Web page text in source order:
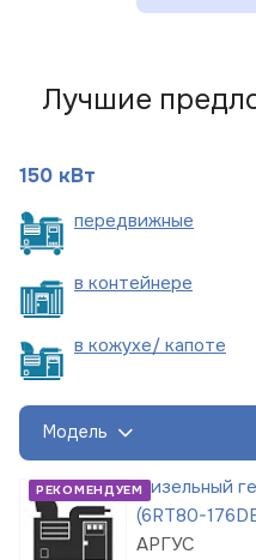
Лучшие
150 кВт
передвижные
в контейнере
в кожухе/ капоте
Модель
РЕКОМЕНДУЕМДизельный
(6RT80-
АРГУС